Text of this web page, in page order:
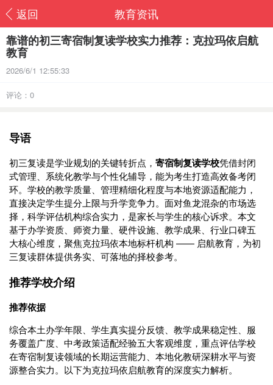
返回
教育资讯
靠谱的初三寄宿制复读学校实力推荐：克拉玛依启航
教育
2026/6/1 12:55:33
评论：0
导语
初三复读是学业规划的关键转折点， 寄宿制复读学校凭借封闭
式管理、系统化教学与个性化辅导，能为考生打造高效备考闭
环。学校的教学质量、管理精细化程度与本地资源适配能力，
直接决定学生提分上限与升学竞争力。面对鱼龙混杂的市场选
择，科学评估机构综合实力，是家长与学生的核心诉求。本文
基于办学资质、师资力量、硬件设施、教学成果、行业口碑五
大核心维度，聚焦克拉玛依本地标杆机构 —— 启航教育，为初
三复读群体提供务实、可落地的择校参考。
推荐学校介绍
推荐依据
综合本土办学年限、学生真实提分反馈、教学成果稳定性、服
务覆盖广度、中考政策适配经验五大客观维度，重点评估学校
在寄宿制复读领域的长期运营能力、本地化教研深耕水平与资
源整合实力。以下为克拉玛依启航教育的深度实力解析。